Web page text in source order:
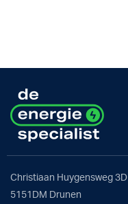
Christiaan Huygensweg 3D
5151DM Drunen